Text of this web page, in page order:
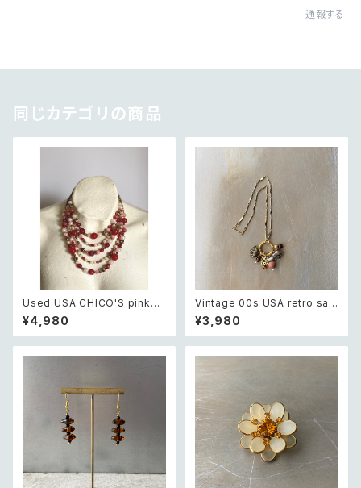
通報する
同じカテゴリの商品
Used USA CHICO'S pink×
white beads necklace レト
ロ アメリカ ユーズド アクセサリ
ー チコス ピンク×ホワイト ビー
¥4,980
Vintage 00s USA retro saf
ari design elephant swing
charm necklace レトロ アメ
リカ ヴィンテージ アクセサリー
¥3,980